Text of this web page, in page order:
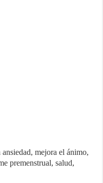
mejora el ánimo,
premenstrual, salud,